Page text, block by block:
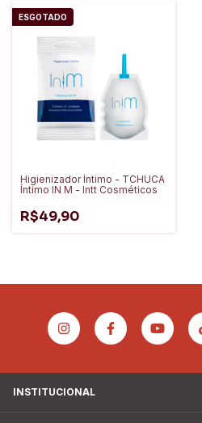
ESGOTADO
Higienizador Íntimo - TCHUCA
Íntimo IN M - Intt Cosméticos
R$49,90
INSTITUCIONAL